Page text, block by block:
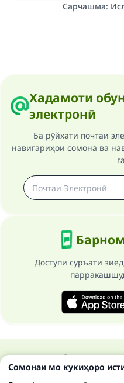
Сарчашма:
Хадамоти
электронӣ
Ба рӯйхати почтаи
навигариҳои сомона ва
Доступи суръати
Ҳамаи ҳуқуқ ба сомонаи
Сомонаи мо кукиҳоро